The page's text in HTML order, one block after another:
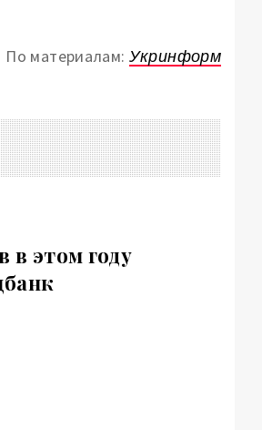
По материалам: Укринформ
в этом году